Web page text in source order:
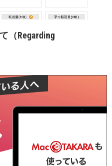
（Regarding